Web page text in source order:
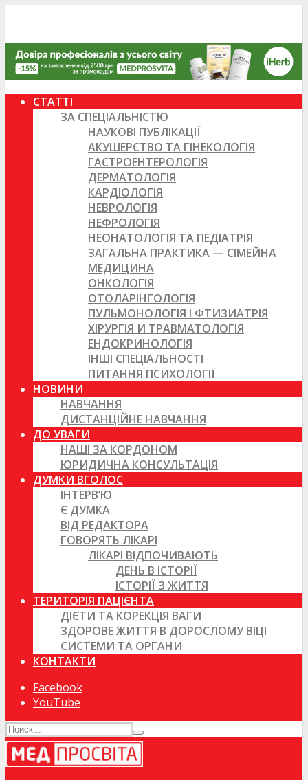
СТАТТІ
ЗА СПЕЦІАЛЬНІСТЮ
НАУКОВІ ПУБЛІКАЦІЇ
АКУШЕРСТВО ТА ГІНЕКОЛОГІЯ
ГАСТРОЕНТЕРОЛОГІЯ
ДЕРМАТОЛОГІЯ
КАРДІОЛОГІЯ
НЕВРОЛОГІЯ
НЕФРОЛОГІЯ
НЕОНАТОЛОГІЯ ТА ПЕДІАТРІЯ
ЗАГАЛЬНА ПРАКТИКА — СІМЕЙНА
МЕДИЦИНА
ОНКОЛОГІЯ
ОТОЛАРІНГОЛОГІЯ
ПУЛЬМОНОЛОГІЯ І ФТИЗИАТРІЯ
ХІРУРГІЯ И ТРАВМАТОЛОГІЯ
ЕНДОКРИНОЛОГІЯ
ІНШІ СПЕЦІАЛЬНОСТІ
ПИТАННЯ ПСИХОЛОГІЇ
НОВИНИ
НАВЧАННЯ
ДИСТАНЦІЙНЕ НАВЧАННЯ
ДО УВАГИ
НАШІ ЗА КОРДОНОМ
ЮРИДИЧНА КОНСУЛЬТАЦІЯ
ДУМКИ ВГОЛОС
ІНТЕРВ’Ю
Є ДУМКА
ВІД РЕДАКТОРА
ГОВОРЯТЬ ЛІКАРІ
ЛІКАРІ ВІДПОЧИВАЮТЬ
ДЕНЬ В ІСТОРІЇ
ІСТОРІЇ З ЖИТТЯ
ТЕРИТОРІЯ ПАЦІЄНТА
ДІЄТИ ТА КОРЕКЦІЯ ВАГИ
ЗДОРОВЕ ЖИТТЯ В ДОРОСЛОМУ ВІЦІ
СИСТЕМИ ТА ОРГАНИ
КОНТАКТИ
Facebook
YouTube